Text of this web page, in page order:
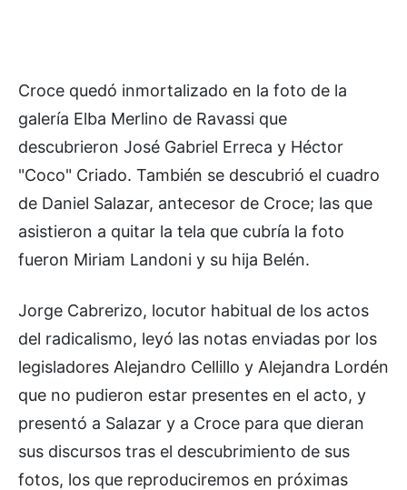
Croce quedó inmortalizado en la foto de la
galería Elba Merlino de Ravassi que
descubrieron José Gabriel Erreca y Héctor
"Coco" Criado. También se descubrió el cuadro
de Daniel Salazar, antecesor de Croce; las que
asistieron a quitar la tela que cubría la foto
fueron Miriam Landoni y su hija Belén.
Jorge Cabrerizo, locutor habitual de los actos
del radicalismo, leyó las notas enviadas por los
legisladores Alejandro Cellillo y Alejandra Lordén
que no pudieron estar presentes en el acto, y
presentó a Salazar y a Croce para que dieran
sus discursos tras el descubrimiento de sus
fotos, los que reproduciremos en próximas